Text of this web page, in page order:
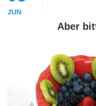
JUN
Aber